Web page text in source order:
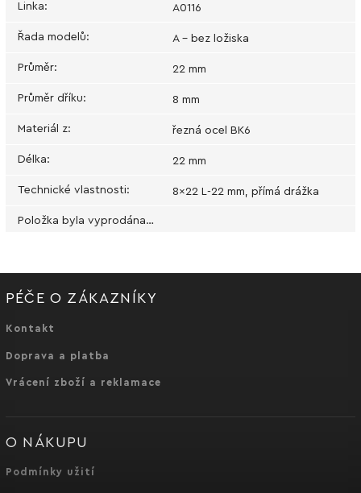
Linka: A0116
Řada modelů: A - bez ložiska
Průměr: 22 mm
Průměr dříku: 8 mm
Materiál z: řezná ocel BK6
Délka: 22 mm
Technické vlastnosti: 8x22 L-22 mm, přímá drážka
Položka byla vyprodána…
PÉČE O ZÁKAZNÍKY
Kontakt
Doprava a platba
Vrácení zboží a reklamace
O NÁKUPU
Podmínky užití